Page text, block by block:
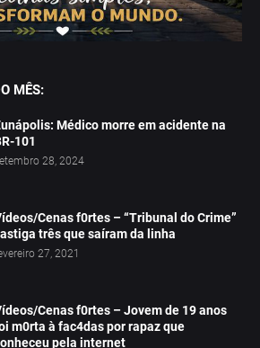
MÊS:
Médico morre em acidente na
101
28, 2024
Cenas f0rtes – “Tribunal do Crime”
três que saíram da linha
27, 2021
Cenas f0rtes – Jovem de 19 anos
m0rta à fac4das por rapaz que
pela internet